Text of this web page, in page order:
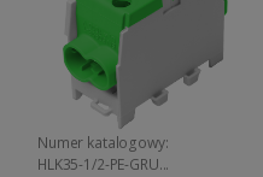
Numer katalogowy:
HLK35-1/2-PE-GRU...